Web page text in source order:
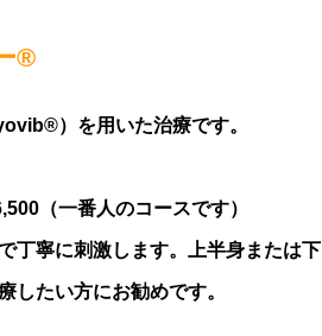
®
）を用いた治療です。
（一番人のコースです）
丁寧に刺激します。上半身または下
したい方にお勧めです。